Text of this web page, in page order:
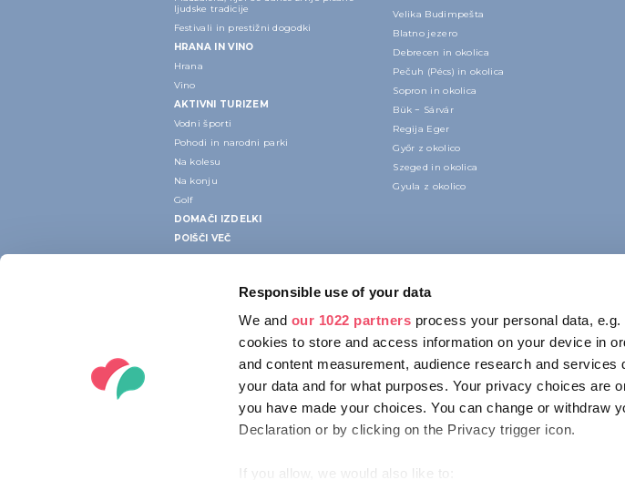
Responsible use of your data
We and our 1022 partners process your personal data,
cookies to store and access information on your device in
and content measurement, audience research and
your data and for what purposes. Your privacy choices are
you have made your choices. You can change or withdraw
Declaration or by clicking on the Privacy trigger icon.
If you allow, we would also like to:
ljudske tradicije
Festivali in prestižni dogodki
HRANA IN VINO
Hrana
Vino
AKTIVNI TURIZEM
Vodni športi
Pohodi in narodni parki
Na kolesu
Na konju
Golf
DOMAČI IZDELKI
POIŠČI VEČ
Velika Budimpešta
Blatno jezero
Debrecen in okolica
Pečuh (Pécs) in okolica
Sopron in okolica
Bük − Sárvár
Regija Eger
Győr z okolico
Szeged in okolica
Gyula z okolico
KONTAKT
Alkotás utca 19